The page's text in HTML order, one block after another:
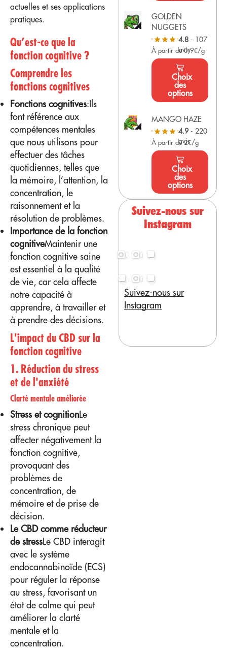
actuelles et ses applications
pratiques.
Qu’est-ce que la
fonction cognitive ?
Comprendre les
fonctions cognitives
Fonctions cognitives:Ils
font référence aux
compétences mentales
que nous utilisons pour
effectuer des tâches
quotidiennes, telles que
la mémoire, l’attention, la
concentration, le
raisonnement et la
résolution de problèmes.
Importance de la fonction
cognitiveMaintenir une
fonction cognitive saine
est essentiel à la qualité
de vie, car cela affecte
notre capacité à
apprendre, à travailler et
à prendre des décisions.
L'impact du CBD sur la
fonction cognitive
1. Réduction du stress
et de l'anxiété
Clarté mentale améliorée
Stress et cognitionLe
stress chronique peut
affecter négativement la
fonction cognitive,
provoquant des
problèmes de
concentration, de
mémoire et de prise de
décision.
Le CBD comme réducteur
de stressLe CBD interagit
avec le système
endocannabinoïde (ECS)
pour réguler la réponse
au stress, favorisant un
état de calme qui peut
améliorer la clarté
mentale et la
concentration.
GOLDEN
NUGGETS
4.8 - 107
avis
À partir de 0,9€/g
Choix
des
options
MANGO HAZE
4.9- 220
avis
À partir de 2€/g
Choix
des
options
Suivez-nous sur
Instagram
Suivez-nous sur
Instagram